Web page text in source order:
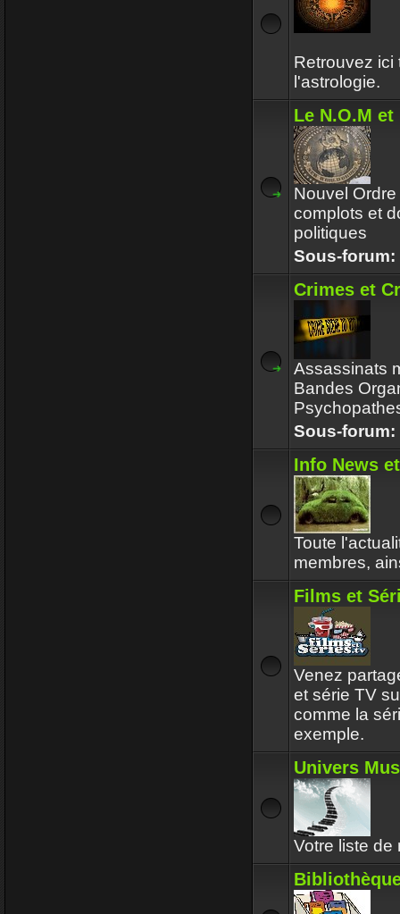
Retrouvez ici
l'astrologie.
Le N.O.M
Nouvel
complots et
politiques
Sous-forum:
Crimes et
Assassinats
Bandes
Sous-forum:
Info News
Toute
membres,
Films et
Venez
et série TV
comme la
exemple.
Univers
Votre liste de